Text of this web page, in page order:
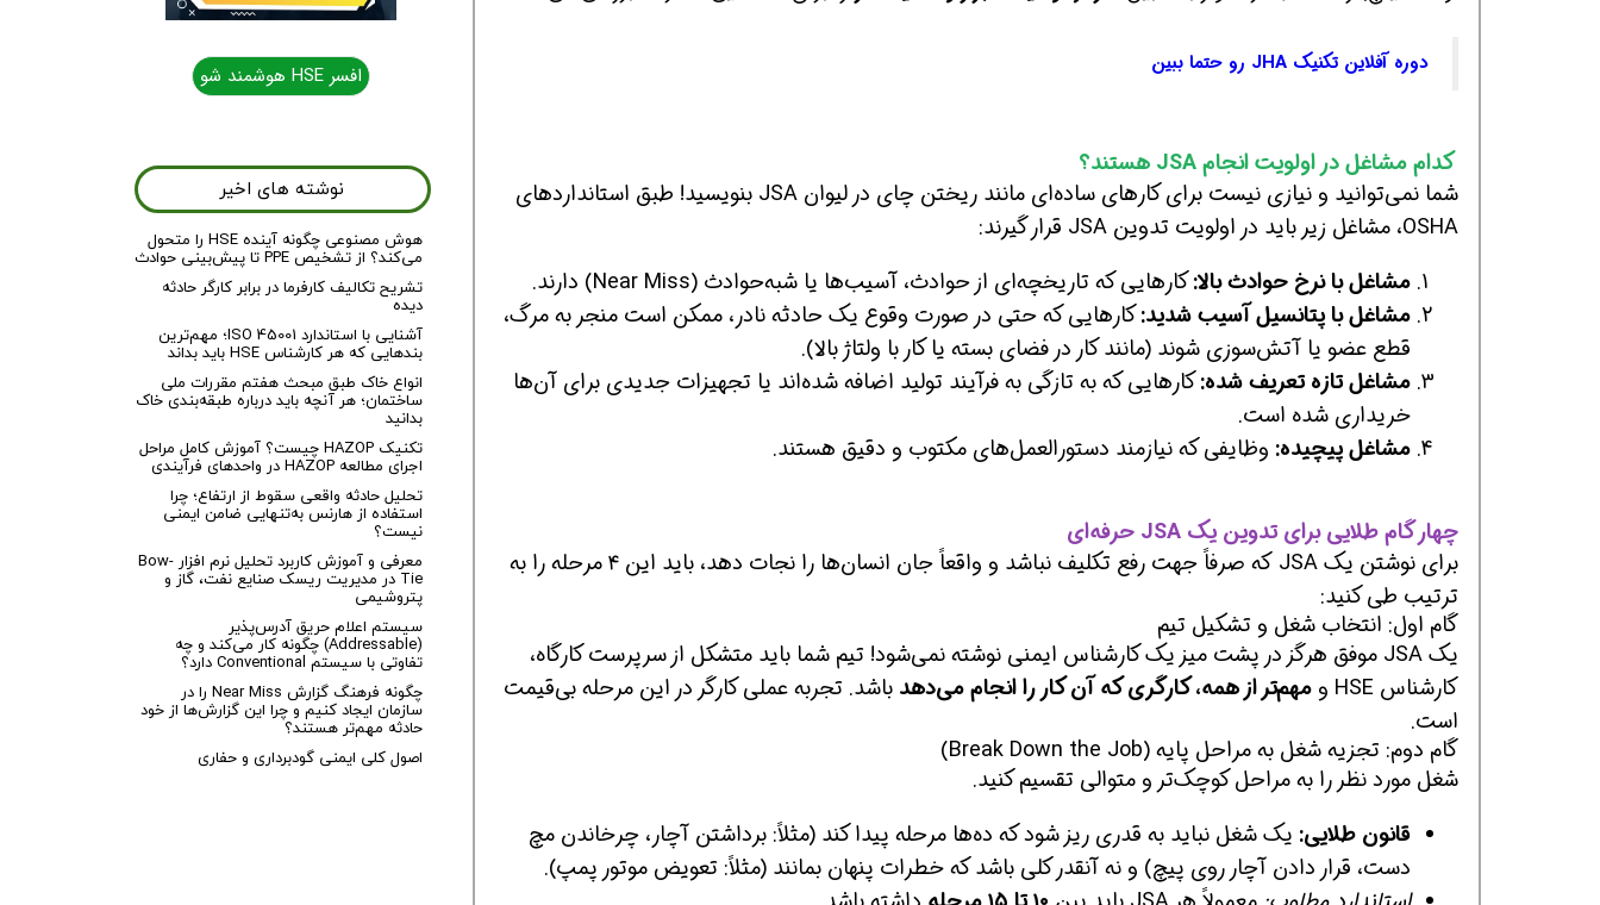
دوره آفلاین تکنیک JHA رو حتما ببین
کدام مشاغل در اولویت انجام JSA هستند؟
شما نمی‌توانید و نیازی نیست برای کارهای ساده‌ای مانند ریختن چای در لیوان JSA بنویسید! طبق استانداردهای
OSHA، مشاغل زیر باید در اولویت تدوین JSA قرار گیرند:
مشاغل با نرخ حوادث بالا:کارهایی که تاریخچه‌ای از حوادث، آسیب‌ها یا شبه‌حوادث (Near Miss) دارند.
مشاغل با پتانسیل آسیب شدید:کارهایی که حتی در صورت وقوع یک حادثه نادر، ممکن است منجر به مرگ،
قطع عضو یا آتش‌سوزی شوند (مانند کار در فضای بسته یا کار با ولتاژ بالا).
مشاغل تازه تعریف شده:کارهایی که به تازگی به فرآیند تولید اضافه شده‌اند یا تجهیزات جدیدی برای آن‌ها
خریداری شده است.
مشاغل پیچیده: وظایفی که نیازمند دستورالعمل‌های مکتوب و دقیق هستند.
چهار گام طلایی برای تدوین یک JSA حرفه‌ای
برای نوشتن یک JSA که صرفاً جهت رفع تکلیف نباشد و واقعاً جان انسان‌ها را نجات دهد، باید این ۴ مرحله را به
ترتیب طی کنید:
گام اول: انتخاب شغل و تشکیل تیم
یک JSA موفق هرگز در پشت میز یک کارشناس ایمنی نوشته نمی‌شود! تیم شما باید متشکل از سرپرست کارگاه،
کارشناس HSE و
مهم‌تر از همه، کارگری که آن کار را انجام می‌دهد باشد. تجربه عملی کارگر در این مرحله بی‌قیمت
است.
گام دوم: تجزیه شغل به مراحل پایه (Break Down the Job)
شغل مورد نظر را به مراحل کوچک‌تر و متوالی تقسیم کنید.
قانون طلایی: یک شغل نباید به قدری ریز شود که ده‌ها مرحله پیدا کند (مثلاً: برداشتن آچار، چرخاندن مچ
دست، قرار دادن آچار روی پیچ) و نه آنقدر کلی باشد که خطرات پنهان بمانند (مثلاً: تعویض موتور پمپ).
هوش مصنوعی چگونه آینده HSE را متحول
می‌کند؟ از تشخیص PPE تا پیش‌بینی حوادث
تشریح تکالیف کارفرما در برابر کارگر حادثه
دیده
آشنایی با استاندارد ISO 45001؛ مهم‌ترین
بندهایی که هر کارشناس HSE باید بداند
انواع خاک طبق مبحث هفتم مقررات ملی
ساختمان؛ هر آنچه باید درباره طبقه‌بندی خاک
بدانید
تکنیک HAZOP چیست؟ آموزش کامل مراحل
اجرای مطالعه HAZOP در واحدهای فرآیندی
تحلیل حادثه واقعی سقوط از ارتفاع؛ چرا
استفاده از هارنس به‌تنهایی ضامن ایمنی
نیست؟
معرفی و آموزش کاربرد تحلیل نرم افزار Bow-
Tie در مدیریت ریسک صنایع نفت، گاز و
پتروشیمی
سیستم اعلام حریق آدرس‌پذیر
(Addressable) چگونه کار می‌کند و چه
تفاوتی با سیستم Conventional دارد؟
چگونه فرهنگ گزارش Near Miss را در
سازمان ایجاد کنیم و چرا این گزارش‌ها از خود
حادثه مهم‌تر هستند؟
اصول کلی ایمنی گودبرداری و حفاری
نوشته های اخیر
افسر HSE هوشمند شو افسر HSE هوشمند شو